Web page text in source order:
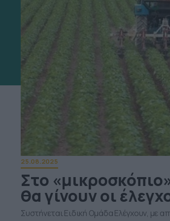
25.08.2025
Στο
θα γίνουν οι
Συστήνεται Ειδική Ομάδα Ελέγχουν, με